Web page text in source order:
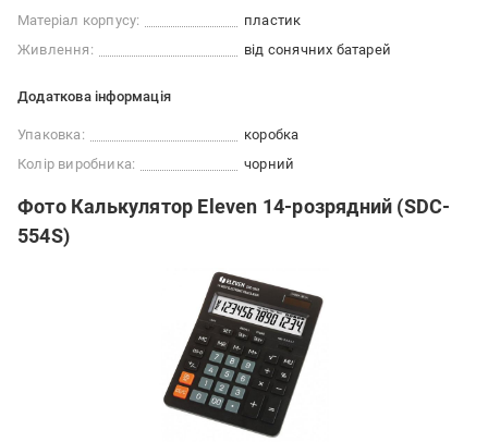
Матеріал корпусу:
пластик
Живлення:
від сонячних батарей
Додаткова інформація
Упаковка:
коробка
Колір виробника:
чорний
Фото Калькулятор Eleven 14-розрядний (SDC-
554S)